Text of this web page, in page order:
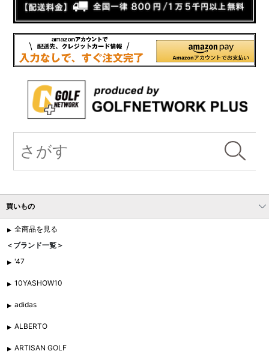
買いもの
全商品を見る
＜ブランド一覧＞
'47
10YASHOW10
adidas
ALBERTO
ARTISAN GOLF